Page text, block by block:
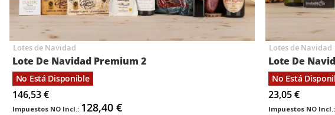
Lotes de Navidad
Lote De Navidad Premium 2
No Está Disponible
146,53 €
128,40 €
Lotes de Navidad
Lote De
No Está
23,05 €